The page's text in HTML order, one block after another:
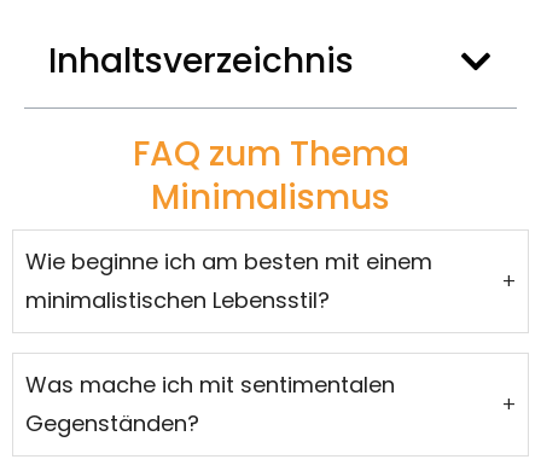
Inhaltsverzeichnis
FAQ zum Thema
Minimalismus
Wie beginne ich am besten mit einem
minimalistischen Lebensstil?
+
Was mache ich mit sentimentalen
Gegenständen?
+